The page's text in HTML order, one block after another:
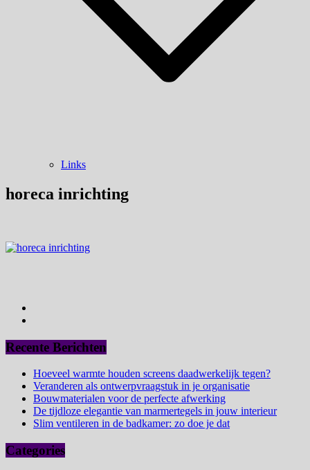
Links
horeca inrichting
Recente Berichten
Hoeveel warmte houden screens daadwerkelijk tegen?
Veranderen als ontwerpvraagstuk in je organisatie
Bouwmaterialen voor de perfecte afwerking
De tijdloze elegantie van marmertegels in jouw interieur
Slim ventileren in de badkamer: zo doe je dat
Categories